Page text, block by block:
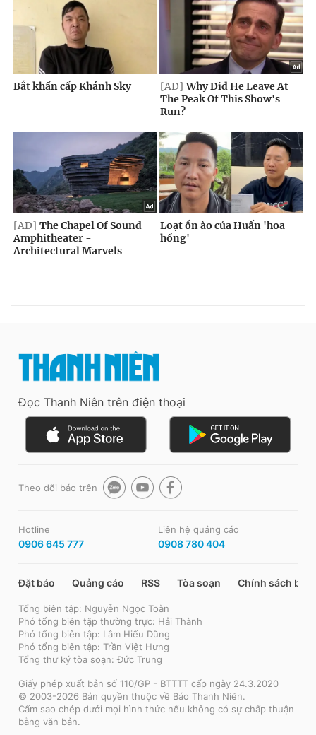
Đọc Thanh Niên trên điện thoại
Theo dõi báo trên
Hotline
0906 645 777
Liên hệ quảng cáo
0908 780 404
Đặt báo Quảng cáo RSS Tòa soạn Chính sách bảo
Tổng biên tập: Nguyễn Ngọc Toàn
Phó tổng biên tập thường trực: Hải Thành
Phó tổng biên tập: Lâm Hiếu Dũng
Phó tổng biên tập: Trần Việt Hưng
Tổng thư ký tòa soạn: Đức Trung
Giấy phép xuất bản số 110/GP - BTTTT cấp ngày 24.3.2020
© 2003-2026 Bản quyền thuộc về Báo Thanh Niên.
Cấm sao chép dưới mọi hình thức nếu không có sự chấp thuận
bằng văn bản.